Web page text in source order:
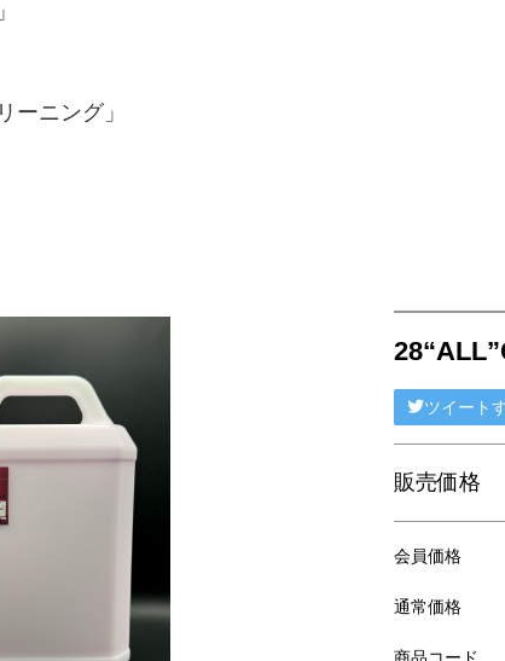
ーニング」
ツイート
販売価格
会員価格
通常価格
商品コード